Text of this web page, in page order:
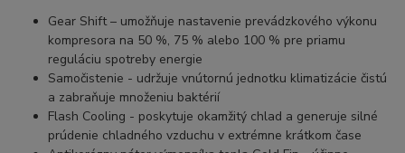
Gear Shift – umožňuje nastavenie prevádzkového výkonu
kompresora na 50 %, 75 % alebo 100 % pre priamu
reguláciu spotreby energie
Samočistenie - udržuje vnútornú jednotku klimatizácie čistú
a zabraňuje množeniu baktérií
Flash Cooling - poskytuje okamžitý chlad a generuje silné
prúdenie chladného vzduchu v extrémne krátkom čase